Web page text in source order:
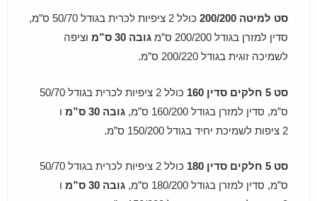
סט למיטה 200/200
כולל 2 ציפיות לכרית בגודל 50/70 ס”מ,
סדין למזרן בגודל 200/200 ס”מ
גובה 30 ס”מ
וציפה
לשמיכה זוגית בגודל 200/220 ס”מ.
סט 5 חלקים סדין 160
כולל 2 ציפיות לכרית בגודל 50/70
ס”מ, סדין למזרן בגודל 160/200 ס”מ,
גובה 30 ס”מ
ו
2 ציפות לשמיכת יחיד בגודל 150/200 ס”מ.
סט 5 חלקים סדין 180
כולל 2 ציפיות לכרית בגודל 50/70
ס”מ, סדין למזרן בגודל 180/200 ס”מ,
גובה 30 ס”מ
ו